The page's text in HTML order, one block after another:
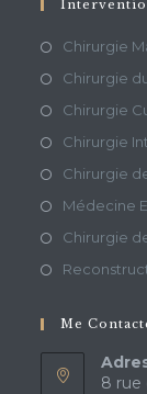
Chirurgie
Chirurgie
Chirurgie
Chirurgie
Chirurgie
Médecine
Chirurgie
Me
8 rue